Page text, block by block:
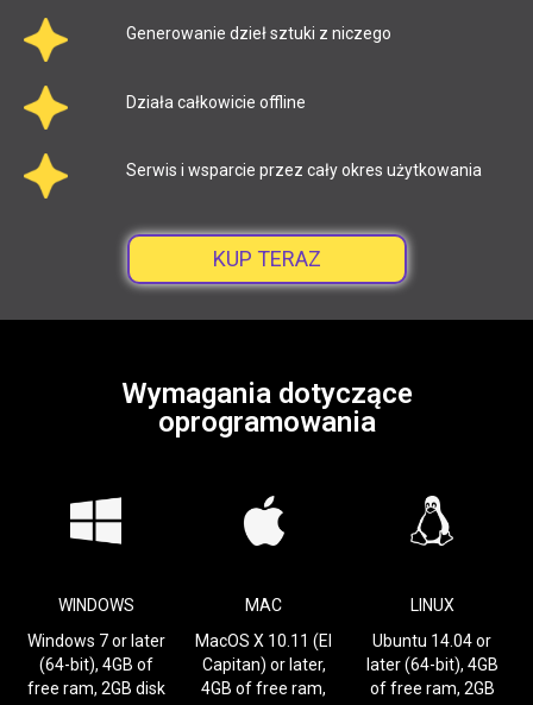
Generowanie dzieł sztuki z niczego
Działa całkowicie offline
Serwis i wsparcie przez cały okres użytkowania
KUP TERAZ
Wymagania dotyczące
oprogramowania
WINDOWS
Windows 7 or later
(64-bit), 4GB of
free ram, 2GB disk
MAC
MacOS X 10.11 (El
Capitan) or later,
4GB of free ram,
LINUX
Ubuntu 14.04 or
later (64-bit), 4GB
of free ram, 2GB